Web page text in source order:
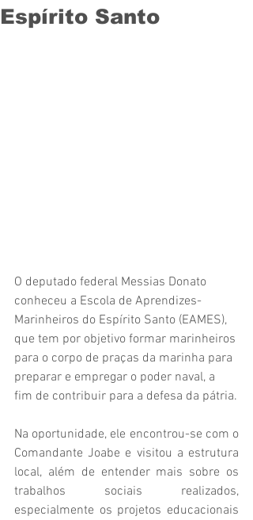
Espírito Santo
O deputado federal Messias Donato
conheceu a Escola de Aprendizes-
Marinheiros do Espírito Santo (EAMES),
que tem por objetivo formar marinheiros
para o corpo de praças da marinha para
preparar e empregar o poder naval, a
fim de contribuir para a defesa da pátria.
Na oportunidade, ele encontrou-se com o
Comandante Joabe e visitou a estrutura
local, além de entender mais sobre os
trabalhos sociais realizados,
especialmente os projetos educacionais